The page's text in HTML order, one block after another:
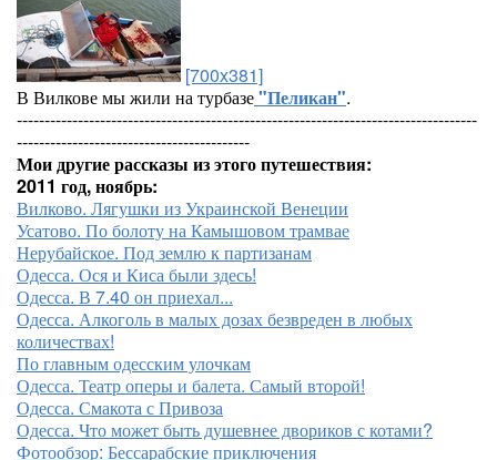
[700x381]
В Вилкове мы жили на турбазе"Пеликан".
-----------------------------------------------------------------------------------
------------------------------------------
Мои другие рассказы из этого путешествия:
2011 год, ноябрь:
Вилково. Лягушки из Украинской Венеции
Усатово. По болоту на Камышовом трамвае
Нерубайское. Под землю к партизанам
Одесса. Ося и Киса были здесь!
Одесса. В 7.40 он приехал...
Одесса. Алкоголь в малых дозах безвреден в любых
количествах!
По главным одесским улочкам
Одесса. Театр оперы и балета. Самый второй!
Одесса. Смакота с Привоза
Одесса. Что может быть душевнее двориков с котами?
Фотообзор: Бессарабские приключения